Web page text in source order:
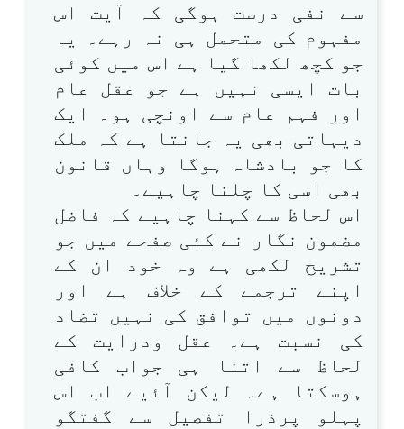
سے نفی درست ہوگی کہ آیت اس
مفہوم کی متحمل ہی نہ رہے۔ یہ
جو کچھ لکھا گیا ہے اس میں کوئی
بات ایسی نہیں ہے جو عقل عام
اور فہم عام سے اونچی ہو۔ ایک
دیہاتی بھی یہ جانتا ہے کہ ملک
کا جو بادشاہ ہوگا وہاں قانون
بھی اسی کا چلنا چاہیے۔
اس لحاظ سے کہنا چاہیے کہ فاضل
مضمون نگار نے کئی صفحے میں جو
تشریح لکھی ہے وہ خود ان کے
اپنے ترجمے کے خلاف ہے اور
دونوں میں توافق کی نہیں تضاد
کی نسبت ہے۔ عقل ودرایت کے
لحاظ سے اتنا ہی جواب کافی
ہوسکتا ہے۔ لیکن آئیے اب اس
پہلو پرذرا تفصیل سے گفتگو